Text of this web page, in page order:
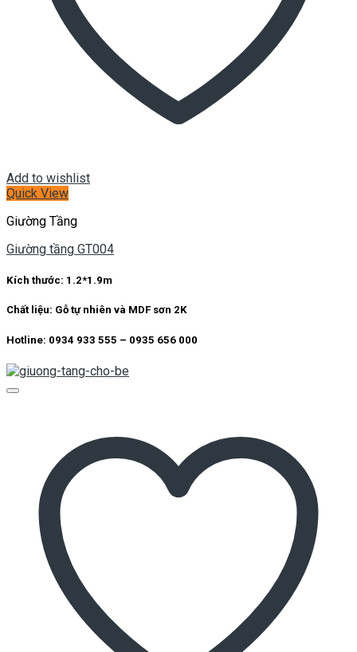
Add to wishlist
Quick View
Giường Tầng
Giường tầng GT004
Kích thước: 1.2*1.9m
Chất liệu: Gỗ tự nhiên và MDF sơn 2K
Hotline: 0934 933 555 – 0935 656 000